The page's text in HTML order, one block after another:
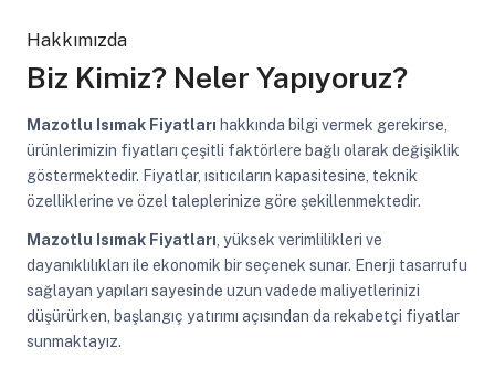
Hakkımızda
Biz Kimiz? Neler Yapıyoruz?
Mazotlu Isımak Fiyatları hakkında bilgi vermek gerekirse,
ürünlerimizin fiyatları çeşitli faktörlere bağlı olarak değişiklik
göstermektedir. Fiyatlar, ısıtıcıların kapasitesine, teknik
özelliklerine ve özel taleplerinize göre şekillenmektedir.
Mazotlu Isımak Fiyatları , yüksek verimlilikleri ve
dayanıklılıkları ile ekonomik bir seçenek sunar. Enerji tasarrufu
sağlayan yapıları sayesinde uzun vadede maliyetlerinizi
düşürürken, başlangıç yatırımı açısından da rekabetçi fiyatlar
sunmaktayız.